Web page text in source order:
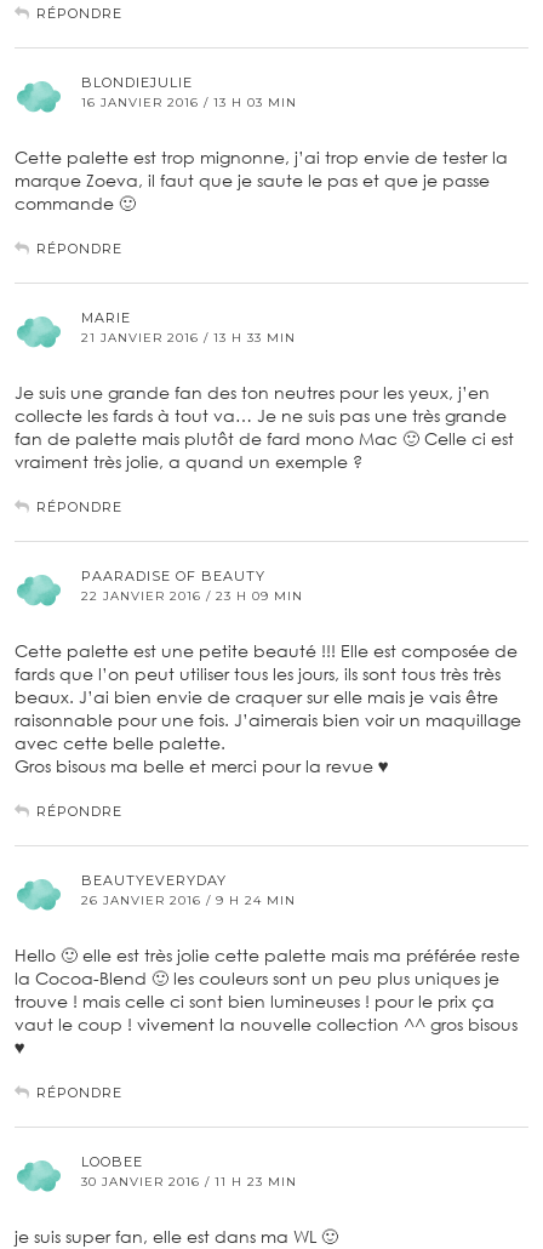
RÉPONDRE
BLONDIEJULIE
16 JANVIER 2016 / 13 H 03 MIN
Cette palette est trop mignonne, j’ai trop envie de tester la
marque Zoeva, il faut que je saute le pas et que je passe
commande 🙂
RÉPONDRE
MARIE
21 JANVIER 2016 / 13 H 33 MIN
Je suis une grande fan des ton neutres pour les yeux, j’en
collecte les fards à tout va… Je ne suis pas une très grande
fan de palette mais plutôt de fard mono Mac 🙂 Celle ci est
vraiment très jolie, a quand un exemple ?
RÉPONDRE
PAARADISE OF BEAUTY
22 JANVIER 2016 / 23 H 09 MIN
Cette palette est une petite beauté !!! Elle est composée de
fards que l’on peut utiliser tous les jours, ils sont tous très très
beaux. J’ai bien envie de craquer sur elle mais je vais être
raisonnable pour une fois. J’aimerais bien voir un maquillage
avec cette belle palette.
Gros bisous ma belle et merci pour la revue ♥
RÉPONDRE
BEAUTYEVERYDAY
26 JANVIER 2016 / 9 H 24 MIN
Hello 🙂 elle est très jolie cette palette mais ma préférée reste
la Cocoa-Blend 🙂 les couleurs sont un peu plus uniques je
trouve ! mais celle ci sont bien lumineuses ! pour le prix ça
vaut le coup ! vivement la nouvelle collection ^^ gros bisous
♥
RÉPONDRE
LOOBEE
30 JANVIER 2016 / 11 H 23 MIN
je suis super fan, elle est dans ma WL 🙂